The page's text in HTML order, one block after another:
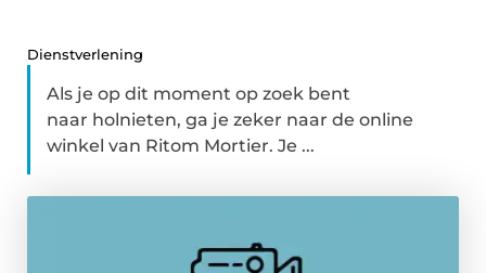
Dienstverlening
Als je op dit moment op zoek bent
naar holnieten, ga je zeker naar de online
winkel van Ritom Mortier. Je ...